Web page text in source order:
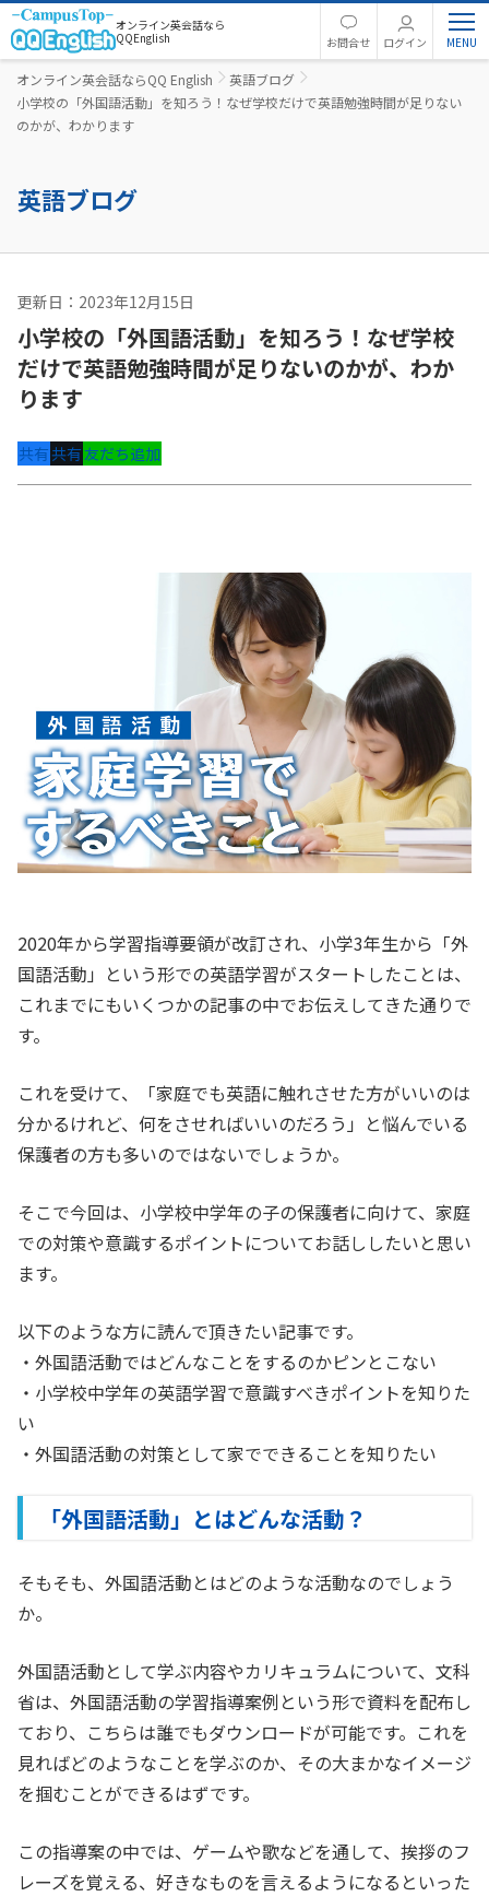
オンライン英会話なら
QQEnglish
お問合せ ログイン
オンライン英会話ならQQ English
英語ブログ
小学校の「外国語活動」を知ろう！なぜ学校だけで英語勉強時間が足りない
のかが、わかります
英語ブログ
更新日：2023年12月15日
小学校の「外国語活動」を知ろう！なぜ学校
だけで英語勉強時間が足りないのかが、わか
ります
共有共有友だち追加
2020年から学習指導要領が改訂され、小学3年生から「外
国語活動」という形での英語学習がスタートしたことは、
これまでにもいくつかの記事の中でお伝えしてきた通りで
す。
これを受けて、「家庭でも英語に触れさせた方がいいのは
分かるけれど、何をさせればいいのだろう」と悩んでいる
保護者の方も多いのではないでしょうか。
そこで今回は、小学校中学年の子の保護者に向けて、家庭
での対策や意識するポイントについてお話ししたいと思い
ます。
以下のような方に読んで頂きたい記事です。
・外国語活動ではどんなことをするのかピンとこない
・小学校中学年の英語学習で意識すべきポイントを知りた
い
・外国語活動の対策として家でできることを知りたい
「外国語活動」とはどんな活動？
そもそも、外国語活動とはどのような活動なのでしょう
か。
外国語活動として学ぶ内容やカリキュラムについて、文科
省は、外国語活動の学習指導案例という形で資料を配布し
ており、こちらは誰でもダウンロードが可能です。これを
見ればどのようなことを学ぶのか、その大まかなイメージ
を掴むことができるはずです。
この指導案の中では、ゲームや歌などを通して、挨拶のフ
レーズを覚える、好きなものを言えるようになるといった